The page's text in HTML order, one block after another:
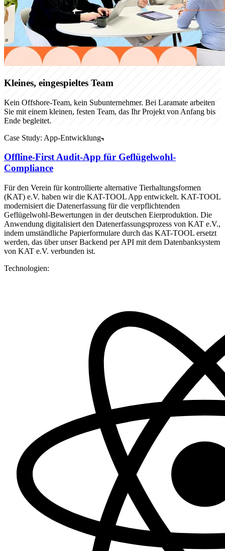
Kleines, eingespieltes Team
Kein Offshore-Team, kein Subunternehmer. Bei Laramate arbeiten
Sie mit einem kleinen, festen Team, das Ihr Projekt von Anfang bis
Ende begleitet.
Case Study: App-Entwicklung
Offline-First Audit-App für Geflügelwohl-
Compliance
Für den Verein für kontrollierte alternative Tierhaltungsformen
(KAT) e.V. haben wir die KAT-TOOL App entwickelt. KAT-TOOL
modernisiert die Datenerfassung für die verpflichtenden
Geflügelwohl-Bewertungen in der deutschen Eierproduktion. Die
Anwendung digitalisiert den Datenerfassungsprozess von KAT e.V.,
indem umständliche Papierformulare durch das KAT-TOOL ersetzt
werden, das über unser Backend per API mit dem Datenbanksystem
von KAT e.V. verbunden ist.
Technologien: